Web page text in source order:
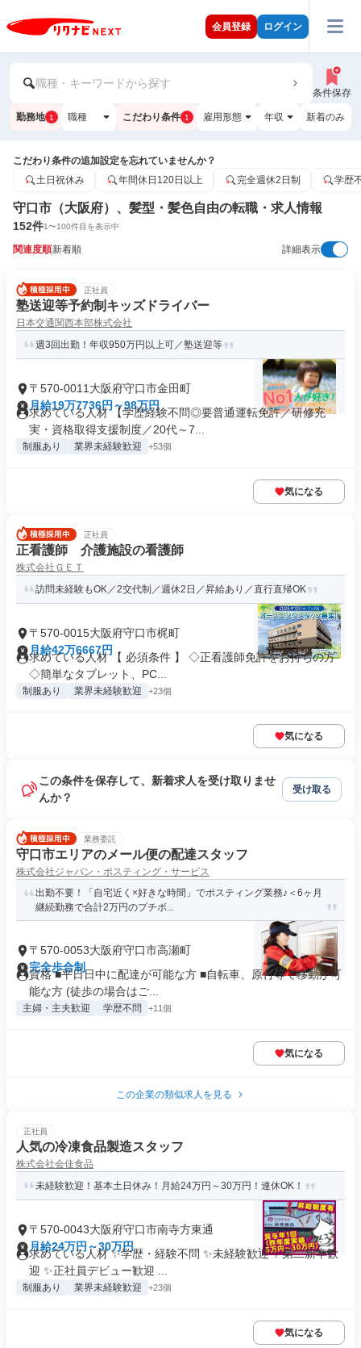
会員登録 ログイン
職種・キーワードから探す
条件保存
勤務地 1 職種 こだわり条件 1 雇用形態 年収 新着のみ
こだわり条件の追加設定を忘れていませんか？
土日祝休み
年間休日120日以上 完全週休2日制 学歴
守口市（大阪府）、髪型・髪色自由の転職・求人情報
152件1〜100件目を表示中
関連度順新着順 詳細表示
正社員
塾送迎等予約制キッズドライバー
日本交通関西本部株式会社
週3回出勤！年収950万円以上可／塾送迎等
〒570-0011大阪府守口市金田町
月給19万7736円～98万円
求めている人材 【学歴経験不問◎要普通運転免許／研修充
実・資格取得支援制度／20代～7...
制服あり 業界未経験歓迎 +53個
気になる
正社員
正看護師 介護施設の看護師
株式会社ＧＥＴ
訪問未経験もOK／2交代制／週休2日／昇給あり／直行直帰OK
〒570-0015大阪府守口市梶町
月給42万6667円
求めている人材 【 必須条件 】 ◇正看護師免許をお持ちの方
◇簡単なタブレット、PC...
制服あり 業界未経験歓迎 +23個
気になる
この条件を保存して、新着求人を受け取りませ
んか？
受け取る
業務委託
守口市エリアのメール便の配達スタッフ
株式会社ジャパン・ポスティング・サービス
出勤不要！「自宅近く×好きな時間」でポスティング業務♪＜6ヶ月
継続勤務で合計2万円のプチボ...
〒570-0053大阪府守口市高瀬町
完全歩合制
資格 ■平日日中に配達が可能な方 ■自転車、原付等で移動が可
能な方 (徒歩の場合はご...
主婦・主夫歓迎 学歴不問 +11個
気になる
この企業の類似求人を見る
正社員
人気の冷凍食品製造スタッフ
株式会社会佳食品
未経験歓迎！基本土日休み！月給24万円～30万円！連休OK！
〒570-0043大阪府守口市南寺方東通
月給24万円～30万円
求めている人材 ✨学歴・経験不問 ✨未経験歓迎 ✨第二新卒歓
迎 ✨正社員デビュー歓迎 ...
制服あり 業界未経験歓迎 +23個
気になる